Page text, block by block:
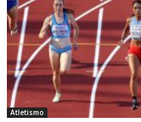
Atletismo